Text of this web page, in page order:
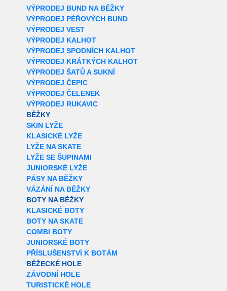
VÝPRODEJ BUND NA BĚŽKY
VÝPRODEJ PÉŘOVÝCH BUND
VÝPRODEJ VEST
VÝPRODEJ KALHOT
VÝPRODEJ SPODNÍCH KALHOT
VÝPRODEJ KRÁTKÝCH KALHOT
VÝPRODEJ ŠATŮ A SUKNÍ
VÝPRODEJ ČEPIC
VÝPRODEJ ČELENEK
VÝPRODEJ RUKAVIC
BĚŽKY
SKIN LYŽE
KLASICKÉ LYŽE
LYŽE NA SKATE
LYŽE SE ŠUPINAMI
JUNIORSKÉ LYŽE
PÁSY NA BĚŽKY
VÁZÁNÍ NA BĚŽKY
BOTY NA BĚŽKY
KLASICKÉ BOTY
BOTY NA SKATE
COMBI BOTY
JUNIORSKÉ BOTY
PŘÍSLUŠENSTVÍ K BOTÁM
BĚŽECKÉ HOLE
ZÁVODNÍ HOLE
TURISTICKÉ HOLE